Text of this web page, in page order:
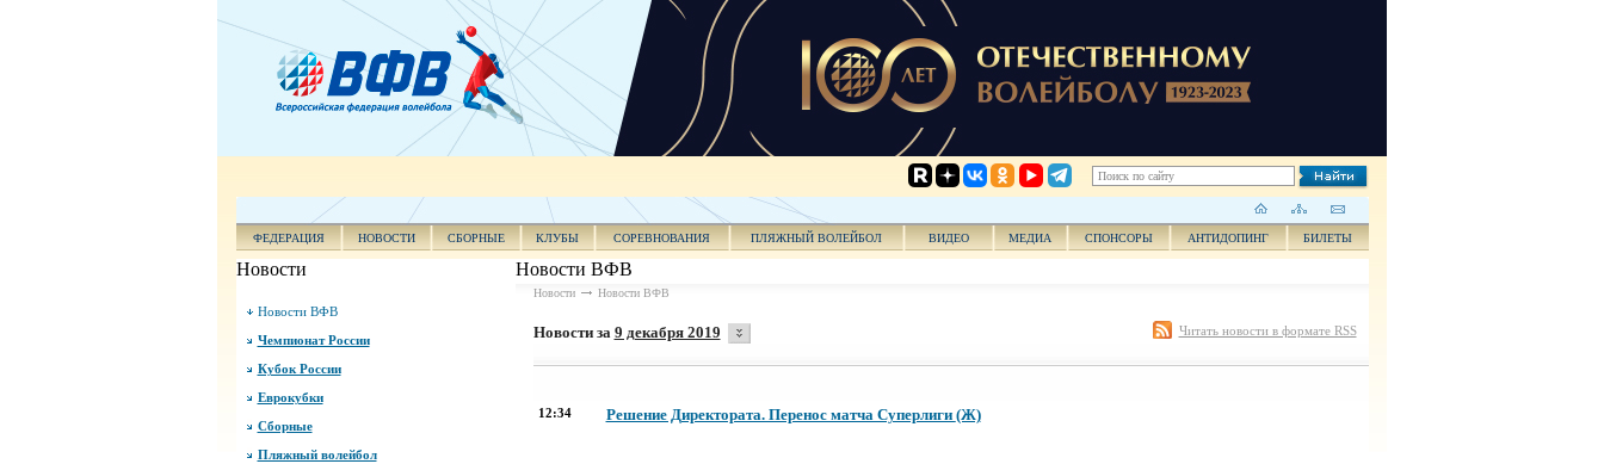
ФЕДЕРАЦИЯ НОВОСТИ СБОРНЫЕ КЛУБЫ СОРЕВНОВАНИЯ ПЛЯЖНЫЙ ВОЛЕЙБОЛ ВИДЕО МЕДИА СПОНСОРЫ АНТИДОПИНГ БИЛЕТЫ
Новости
Новости ВФВ
Чемпионат России
Кубок России
Еврокубки
Сборные
Пляжный волейбол
Новости ВФВ
Новости Новости ВФВ
Новости за 9 декабря 2019 Читать новости в формате RSS
12:34 Решение Директората. Перенос матча Суперлиги (Ж)